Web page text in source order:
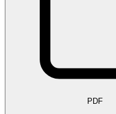
PDF